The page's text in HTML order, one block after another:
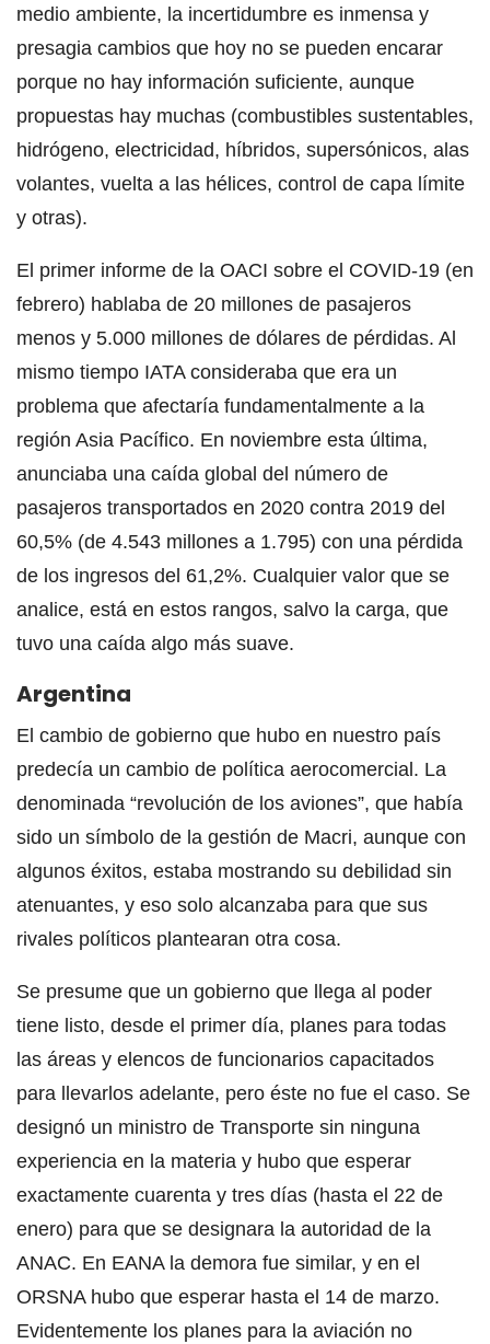
medio ambiente, la incertidumbre es inmensa y
presagia cambios que hoy no se pueden encarar
porque no hay información suficiente, aunque
propuestas hay muchas (combustibles sustentables,
hidrógeno, electricidad, híbridos, supersónicos, alas
volantes, vuelta a las hélices, control de capa límite
y otras).
El primer informe de la OACI sobre el COVID-19 (en
febrero) hablaba de 20 millones de pasajeros
menos y 5.000 millones de dólares de pérdidas. Al
mismo tiempo IATA consideraba que era un
problema que afectaría fundamentalmente a la
región Asia Pacífico. En noviembre esta última,
anunciaba una caída global del número de
pasajeros transportados en 2020 contra 2019 del
60,5% (de 4.543 millones a 1.795) con una pérdida
de los ingresos del 61,2%. Cualquier valor que se
analice, está en estos rangos, salvo la carga, que
tuvo una caída algo más suave.
Argentina
El cambio de gobierno que hubo en nuestro país
predecía un cambio de política aerocomercial. La
denominada “revolución de los aviones”, que había
sido un símbolo de la gestión de Macri, aunque con
algunos éxitos, estaba mostrando su debilidad sin
atenuantes, y eso solo alcanzaba para que sus
rivales políticos plantearan otra cosa.
Se presume que un gobierno que llega al poder
tiene listo, desde el primer día, planes para todas
las áreas y elencos de funcionarios capacitados
para llevarlos adelante, pero éste no fue el caso. Se
designó un ministro de Transporte sin ninguna
experiencia en la materia y hubo que esperar
exactamente cuarenta y tres días (hasta el 22 de
enero) para que se designara la autoridad de la
ANAC. En EANA la demora fue similar, y en el
ORSNA hubo que esperar hasta el 14 de marzo.
Evidentemente los planes para la aviación no